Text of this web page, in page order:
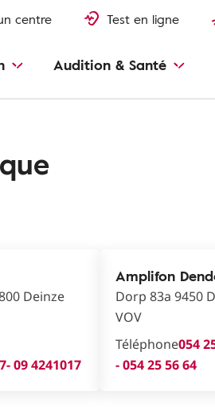
centre Test en ligne
Audition & Santé
Deinze
- 09 4241017
Amplifon
Dorp 83a 9450
VOV
Téléphone054
- 054 25 56 64